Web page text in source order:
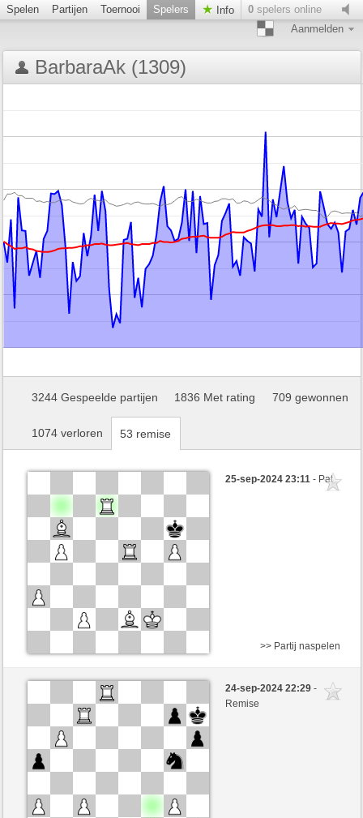
Spelen Partijen Toernooi Spelers Info 0 spelers online
Aanmelden
BarbaraAk (1309)
3244 Gespeelde partijen 1836 Met rating 709 gewonnen
1074 verloren 53 remise
25-sep-2024 23:11- Pat
Zwart
Stockfish AI niveau 1
BarbaraAk (1315)
>> Partij naspelen
24-sep-2024 22:29-
Remise